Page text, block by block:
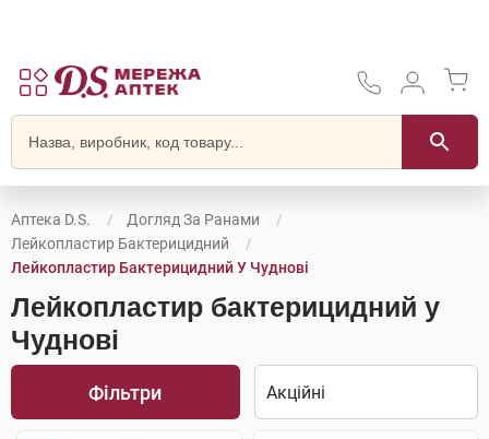
Аптека D.S.
Догляд За Ранами
Лейкопластир Бактерицидний
Лейкопластир Бактерицидний У Чуднові
Лейкопластир бактерицидний у
Чуднові
Фільтри